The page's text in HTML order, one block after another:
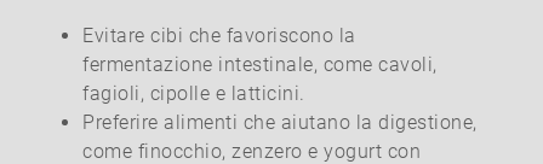
Evitare cibi che favoriscono la
fermentazione intestinale, come cavoli,
fagioli, cipolle e latticini.
Preferire alimenti che aiutano la digestione,
come finocchio, zenzero e yogurt con